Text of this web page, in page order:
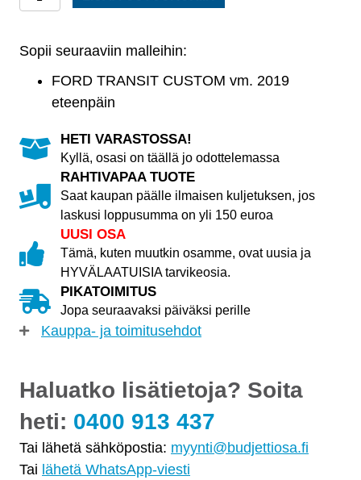
/
Ford
Transit
Custom
2019
määrä
Sopii seuraaviin malleihin:
FORD TRANSIT CUSTOM vm. 2019
eteenpäin
HETI VARASTOSSA!
Kyllä, osasi on täällä jo odottelemassa
RAHTIVAPAA TUOTE
Saat kaupan päälle ilmaisen kuljetuksen, jos
laskusi loppusumma on yli 150 euroa
UUSI OSA
Tämä, kuten muutkin osamme, ovat uusia ja
HYVÄLAATUISIA tarvikeosia.
PIKATOIMITUS
Jopa seuraavaksi päiväksi perille
Kauppa- ja toimitusehdot
Haluatko lisätietoja? Soita
heti: 0400 913 437
Tai lähetä sähköpostia: myynti@budjettiosa.fi
Tai lähetä WhatsApp-viesti